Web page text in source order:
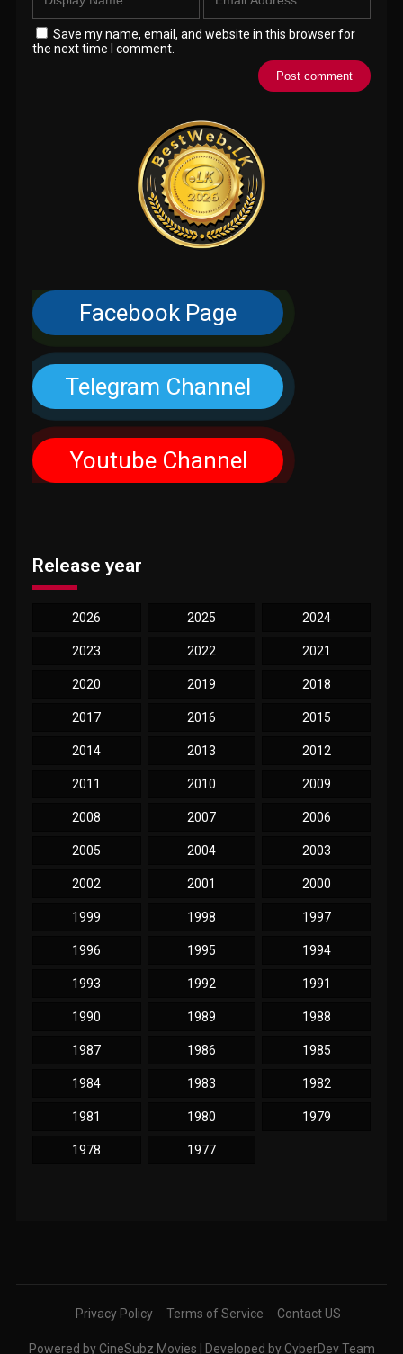
Save my name, email, and website in this browser for
the next time I comment.
Facebook Page
Telegram Channel
Youtube Channel
Release year
2026 2025 2024
2023 2022 2021
2020 2019 2018
2017 2016 2015
2014 2013 2012
2011 2010 2009
2008 2007 2006
2005 2004 2003
2002 2001 2000
1999 1998 1997
1996 1995 1994
1993 1992 1991
1990 1989 1988
1987 1986 1985
1984 1983 1982
1981 1980 1979
1978 1977
Privacy Policy Terms of Service Contact US
Powered by CineSubz Movies | Developed by CyberDev Team